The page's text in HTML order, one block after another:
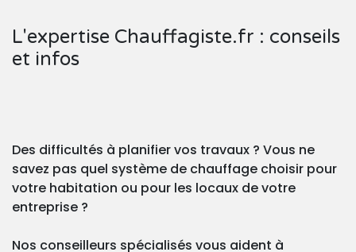
L'expertise Chauffagiste.fr : conseils
et infos
Des difficultés à planifier vos travaux ? Vous ne
savez pas quel système de chauffage choisir pour
votre habitation ou pour les locaux de votre
entreprise ?
Nos conseilleurs spécialisés vous aident à